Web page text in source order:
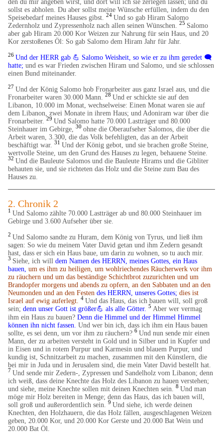
den du mir angeben wirst, und dort will ich sie zerlegen lassen; und du
sollst es abholen. Du aber sollst meine Wünsche erfüllen, indem du den
Speisebedarf meines Hauses gibst.24 Und so gab Hiram Salomo
Zedernholz und Zypressenholz nach allen seinen Wünschen.25 Salomo
aber gab Hiram 20.000 Kor Weizen zur Nahrung für sein Haus, und 20
Kor zerstoßenes Öl: So gab Salomo dem Hiram Jahr für Jahr.
26 Und der HERR gab 💪 Salomo Weisheit, so wie er zu ihm geredet 🗨️
hatte; und es war Frieden zwischen Hiram und Salomo, und sie schlossen
einen Bund miteinander.
27 Und der König Salomo hob Fronarbeiter aus ganz Israel aus, und die
Fronarbeiter waren 30.000 Mann.28 Und er schickte sie auf den
Libanon, 10.000 im Monat, wechselweise: Einen Monat waren sie auf
dem Libanon, zwei Monate in ihrem Haus; und Adoniram war über die
Fronarbeiter.29 Und Salomo hatte 70.000 Lastträger und 80.000
Steinhauer im Gebirge,30 ohne die Oberaufseher Salomos, die über die
Arbeit waren, 3.300, die das Volk befehligten, das an der Arbeit
beschäftigt war.31 Und der König gebot, und sie brachen große Steine,
wertvolle Steine, um den Grund des Hauses zu legen, behauene Steine.
32 Und die Bauleute Salomos und die Bauleute Hirams und die Gibliter
behauten sie, und sie richteten das Holz und die Steine zum Bau des
Hauses zu.
2. Chronik 2
1 Und Salomo zählte 70.000 Lastträger ab und 80.000 Steinhauer im
Gebirge und 3.600 Aufseher über sie.
2 Und Salomo sandte zu Huram, dem König von Tyrus, und ließ ihm
sagen: So wie du meinem Vater David getan und ihm Zedern gesandt
hast, dass er sich ein Haus baue, um darin zu wohnen, so tu auch mir.
3 Siehe, ich willdem Namen des HERRN, meines Gottes, ein Haus
bauen,
um es ihm zu heiligen, um wohlriechendes Räucherwerk vor ihm
zu räuchern und um das beständige Schichtbrot zuzurichten und um
Brandopfer morgens und abends zu opfern, an den Sabbaten und an den
Neumonden und an den Festendes HERRN, unseres Gottes; dies ist
Israel auf ewig auferlegt.4 Und das Haus, das ich bauen will, soll groß
sein;denn unser Gott ist größer💪 als alle Götter.5 Aber wer vermag
ihm ein Haus zu bauen?Denn die Himmel und der Himmel Himmel
können ihn nicht fassen. Und wer bin ich, dass ich ihm ein Haus bauen
sollte, es sei denn, um vor ihm zu räuchern?6 Und nun sende mir einen
Mann, der zu arbeiten versteht in Gold und in Silber und in Kupfer und
in Eisen und in rotem Purpur und Karmesin und blauem Purpur, und
kundig ist, Schnitzarbeit zu machen, zusammen mit den Künstlern, die
bei mir in Juda und in Jerusalem sind, die mein Vater David bestellt hat.
7 Und sende mir Zedern-, Zypressen und Sandelholz vom Libanon; denn
ich weiß, dass deine Knechte das Holz des Libanon zu hauen verstehen;
und siehe, meine Knechte sollen mit deinen Knechten sein.8 Und man
möge mir Holz bereiten in Menge; denn das Haus, das ich bauen will,
soll groß und außerordentlich sein.9 Und siehe, ich werde deinen
Knechten, den Holzhauern, die das Holz fällen, ausgeschlagenen Weizen
geben, 20.000 Kor, und 20.000 Kor Gerste und 20.000 Bat Wein und
20.000 Bat Öl.